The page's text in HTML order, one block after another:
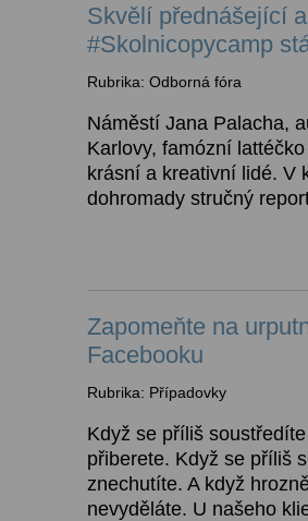
Skvělí přednášející
#Skolnicopycamp
Rubrika: Odborná fóra
Náměstí Jana Palacha,
Karlovy, famózní
krásní a kreativní lidé. V
dohromady stručný
Zapomeňte na
Facebooku
Rubrika: Případovky
Když se příliš
přiberete. Když se příliš
znechutíte. A když
nevyděláte. U našeho